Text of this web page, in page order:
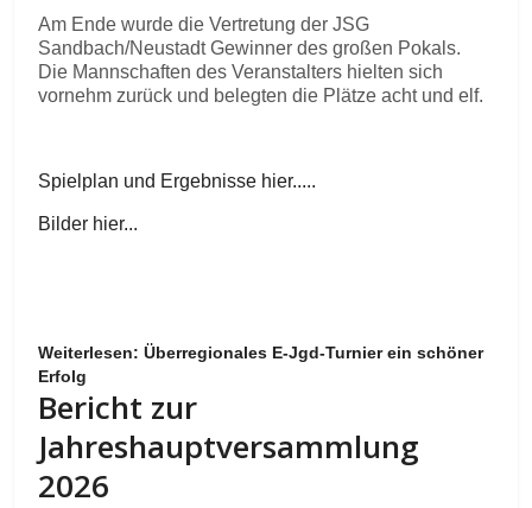
Am Ende wurde die Vertretung der JSG
Sandbach/Neustadt Gewinner des großen Pokals.
Die Mannschaften des Veranstalters hielten sich
vornehm zurück und belegten die Plätze acht und elf.
Spielplan und Ergebnisse hier.....
Bilder hier...
Weiterlesen: Überregionales E-Jgd-Turnier ein schöner
Erfolg
Bericht zur
Jahreshauptversammlung
2026